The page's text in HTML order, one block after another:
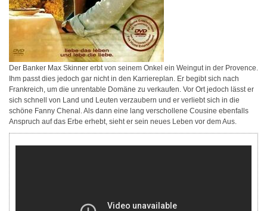
Der Banker Max Skinner erbt von seinem Onkel ein Weingut in der Provence.
Ihm passt dies jedoch gar nicht in den Karriereplan. Er begibt sich nach
Frankreich, um die unrentable Domäne zu verkaufen. Vor Ort jedoch lässt er
sich schnell von Land und Leuten verzaubern und er verliebt sich in die
schöne Fanny Chenal. Als dann eine lang verschollene Cousine ebenfalls
Anspruch auf das Erbe erhebt, sieht er sein neues Leben vor dem Aus.